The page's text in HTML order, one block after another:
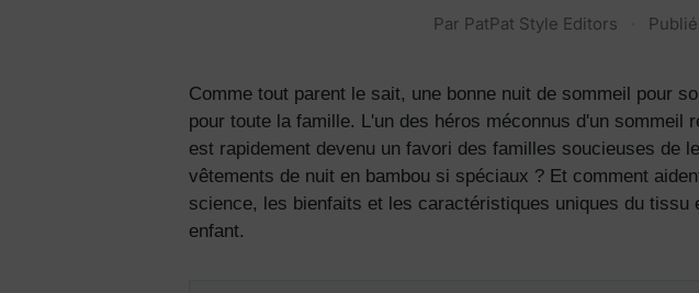
Par PatPat Style Editors
Comme tout parent le sait, une bonne nuit de sommeil pour
pour toute la famille. L'un des héros méconnus d'un sommeil
est rapidement devenu un favori des familles soucieuses de
vêtements de nuit en bambou si spéciaux ? Et comment
science, les bienfaits et les caractéristiques uniques du
enfant.